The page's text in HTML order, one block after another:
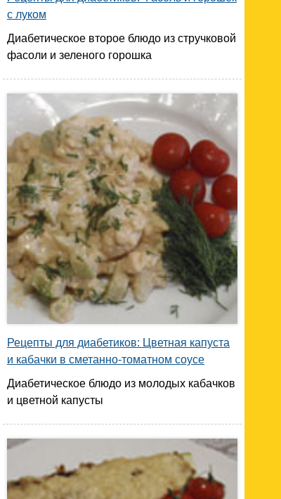
с луком
Диабетическое второе блюдо из стручковой
фасоли и зеленого горошка
Рецепты для диабетиков: Цветная капуста
и кабачки в сметанно-томатном соусе
Диабетическое блюдо из молодых кабачков
и цветной капусты